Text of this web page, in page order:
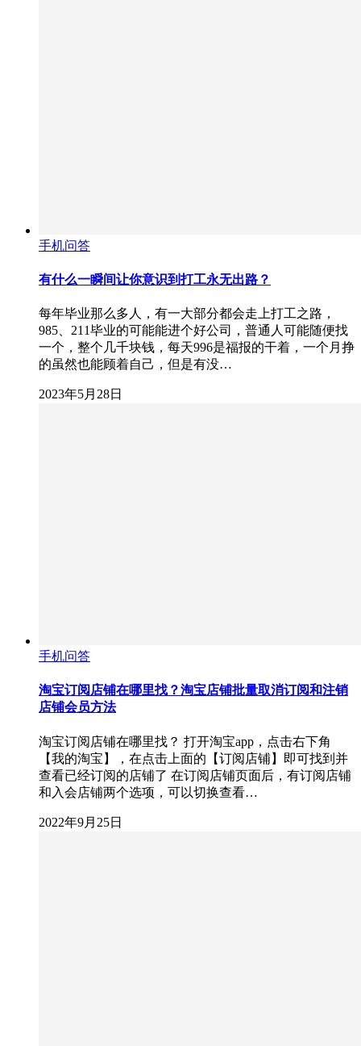
手机问答
有什么一瞬间让你意识到打工永无出路？
每年毕业那么多人，有一大部分都会走上打工之路，
985、211毕业的可能能进个好公司，普通人可能随便找
一个，整个几千块钱，每天996是福报的干着，一个月挣
的虽然也能顾着自己，但是有没…
2023年5月28日
手机问答
淘宝订阅店铺在哪里找？淘宝店铺批量取消订阅和注销
店铺会员方法
淘宝订阅店铺在哪里找？ 打开淘宝app，点击右下角
【我的淘宝】，在点击上面的【订阅店铺】即可找到并
查看已经订阅的店铺了 在订阅店铺页面后，有订阅店铺
和入会店铺两个选项，可以切换查看…
2022年9月25日